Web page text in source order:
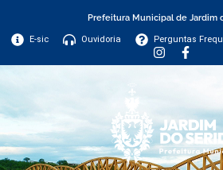
Prefeitura Municipal de Jardim
E-sic Ouvidoria Perguntas